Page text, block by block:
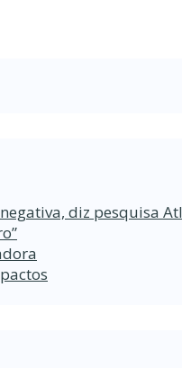
diz pesquisa